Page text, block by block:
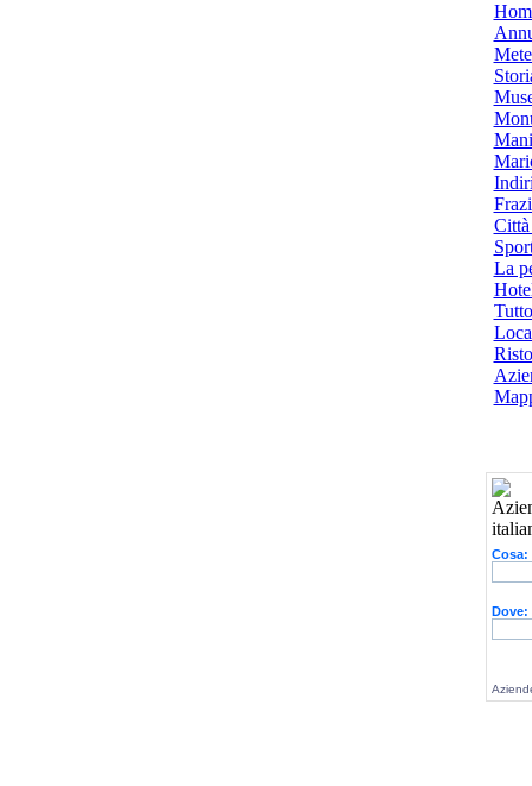
Città
La
Cosa:
Dove: